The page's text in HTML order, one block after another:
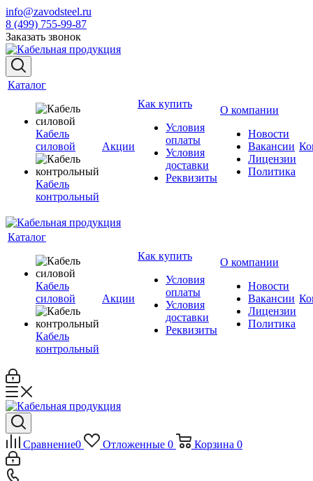
info@zavodsteel.ru
8 (499) 755-99-87
Заказать звонок
Каталог
Кабель
силовой
Кабель
контрольный
Акции
Как купить
Условия
оплаты
Условия
доставки
Реквизиты
О компании
Новости
Вакансии
Лицензии
Политика
Каталог
Кабель
силовой
Кабель
контрольный
Акции
Как купить
Условия
оплаты
Условия
доставки
Реквизиты
О компании
Новости
Вакансии
Лицензии
Политика
Сравнение0 Отложенные 0 Корзина 0